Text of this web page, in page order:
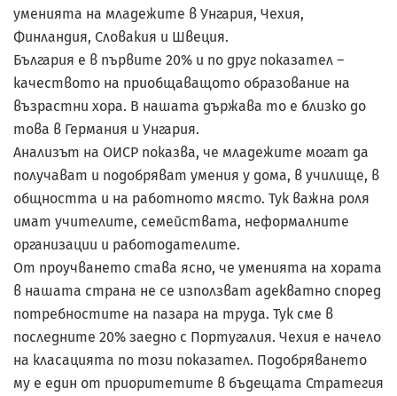
уменията на младежите в Унгария, Чехия,
Финландия, Словакия и Швеция.
България е в първите 20% и по друг показател –
качеството на приобщаващото образование на
възрастни хора. В нашата държава то е близко до
това в Германия и Унгария.
Анализът на ОИСР показва, че младежите могат да
получават и подобряват умения у дома, в училище, в
общността и на работното място. Тук важна роля
имат учителите, семействата, неформалните
организации и работодателите.
От проучването става ясно, че уменията на хората
в нашата страна не се използват адекватно според
потребностите на пазара на труда. Тук сме в
последните 20% заедно с Португалия. Чехия е начело
на класацията по този показател. Подобряването
му е един от приоритетите в бъдещата Стратегия